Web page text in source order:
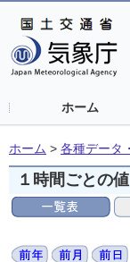
ホーム
ホーム > 各種データ
１時間ごとの値